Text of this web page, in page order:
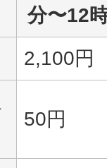
分〜12
2,100円
50円